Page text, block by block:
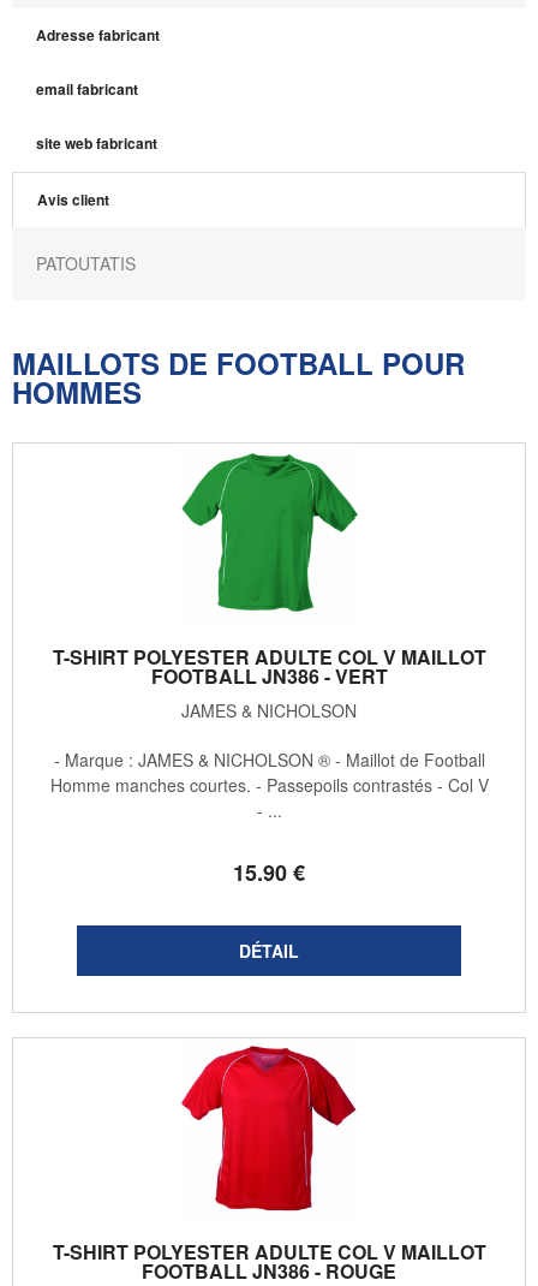
Adresse fabricant
email fabricant
site web fabricant
Avis client
PATOUTATIS
MAILLOTS DE FOOTBALL POUR
HOMMES
T-SHIRT POLYESTER ADULTE COL V MAILLOT
FOOTBALL JN386 - VERT
JAMES & NICHOLSON
15.90€
- Marque : JAMES & NICHOLSON ® - Maillot de Football
Homme manches courtes. - Passepoils contrastés - Col V
- ...
T-SHIRT POLYESTER ADULTE COL V MAILLOT
FOOTBALL JN386 - ROUGE